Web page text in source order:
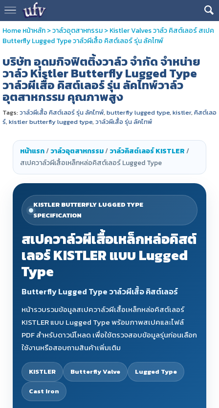
Home หน้าหลัก>วาล์วอุตสาหกรรม>Kistler Valves วาล์ว คิสต์เลอร์ สเปค
Butterfly Lugged Type วาล์วผีเสื้อ คิสต์เลอร์ รุ่น ลัคไทพ์
บริษัท อุดมกิจฟิตติ้งวาล์ว จำกัด จำหน่าย
วาล์ว Kistler Butterfly Lugged Type
วาล์วผีเสื้อ คิสต์เลอร์ รุ่น ลัคไทพ์วาล์ว
อุตสาหกรรม คุณภาพสูง
Tags:วาล์วผีเสื้อ คิสต์เลอร์ รุ่น ลัคไทพ์, butterfly lugged type, kistler, คิสต์เลอ
ร์, kistler butterfly lugged type, วาล์วผีเสื้อ รุ่น ลัคไทพ์
หน้าแรก/วาล์วอุตสาหกรรม/วาล์วคิสต์เลอร์ KISTLER/
สเปควาล์วผีเสื้อเหล็กหล่อคิสต์เลอร์ Lugged Type
KISTLER BUTTERFLY LUGGED TYPE
SPECIFICATION
สเปควาล์วผีเสื้อเหล็กหล่อคิสต์
เลอร์ KISTLER แบบ Lugged
Type
Butterfly Lugged Type วาล์วผีเสื้อ คิสต์เลอร์
หน้ารวบรวมข้อมูลสเปควาล์วผีเสื้อเหล็กหล่อคิสต์เลอร์
KISTLER แบบ Lugged Type พร้อมภาพสเปคและไฟล์
PDF สำหรับดาวน์โหลด เพื่อใช้ตรวจสอบข้อมูลรุ่นก่อนเลือก
ใช้งานหรือสอบถามสินค้าเพิ่มเติม
KISTLER Butterfly Valve Lugged Type
Cast Iron